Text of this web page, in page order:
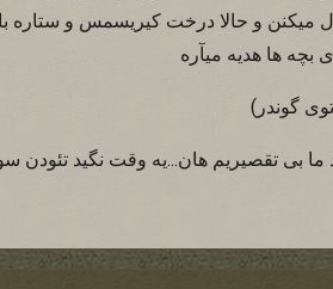
ميکنن و حالا درخت کيريسمس و ستاره
بچه ها هديه ميآره
گوندر)
غلطی چيزی تو متن بود ما بی تقصيريم هان...يه وقت نگيد تئودن